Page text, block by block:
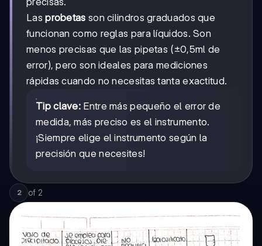
Lasprobetas son cilindros graduados que
funcionan como reglas para líquidos. Son
menos precisas que las pipetas (±0,5ml de
error), pero son ideales para mediciones
rápidas cuando no necesitas tanta exactitud.
Tip clave: Entre más pequeño el error de
medida, más preciso es el instrumento.
¡Siempre elige el instrumento según la
precisión que necesites!
2 of 2